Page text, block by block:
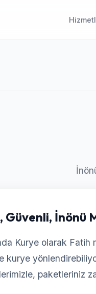
Güvenli, İnönü
Kurye olarak
kurye
paketleriniz